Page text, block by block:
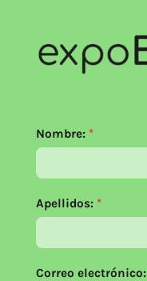
Nombre:
Apellidos:
Correo electrónico: